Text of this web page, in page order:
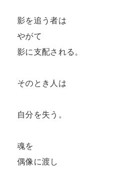
影を追う者は
やがて
影に支配される。
そのとき人は
自分を失う。
魂を
偶像に渡し